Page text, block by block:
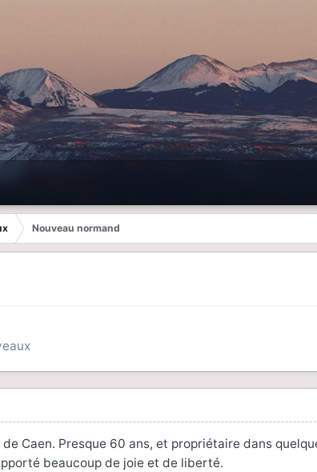
Nouveau normand
Caen. Presque 60 ans, et propriétaire dans
beaucoup de joie et de liberté.